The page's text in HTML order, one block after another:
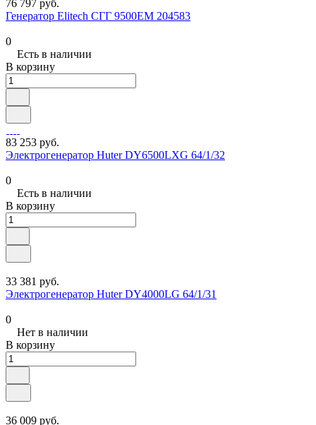
76 797 руб.
Генератор Elitech СГГ 9500ЕМ 204583
0
Есть в наличии
В корзину
83 253 руб.
Электрогенератор Huter DY6500LXG 64/1/32
0
Есть в наличии
В корзину
33 381 руб.
Электрогенератор Huter DY4000LG 64/1/31
0
Нет в наличии
В корзину
36 009 руб.